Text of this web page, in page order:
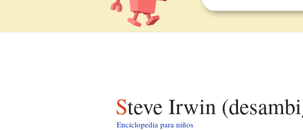
Steve Irwin
Enciclopedia para niños